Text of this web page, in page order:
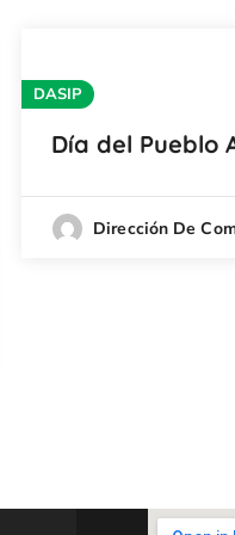
DASIP
Día del Pueblo
Dirección De